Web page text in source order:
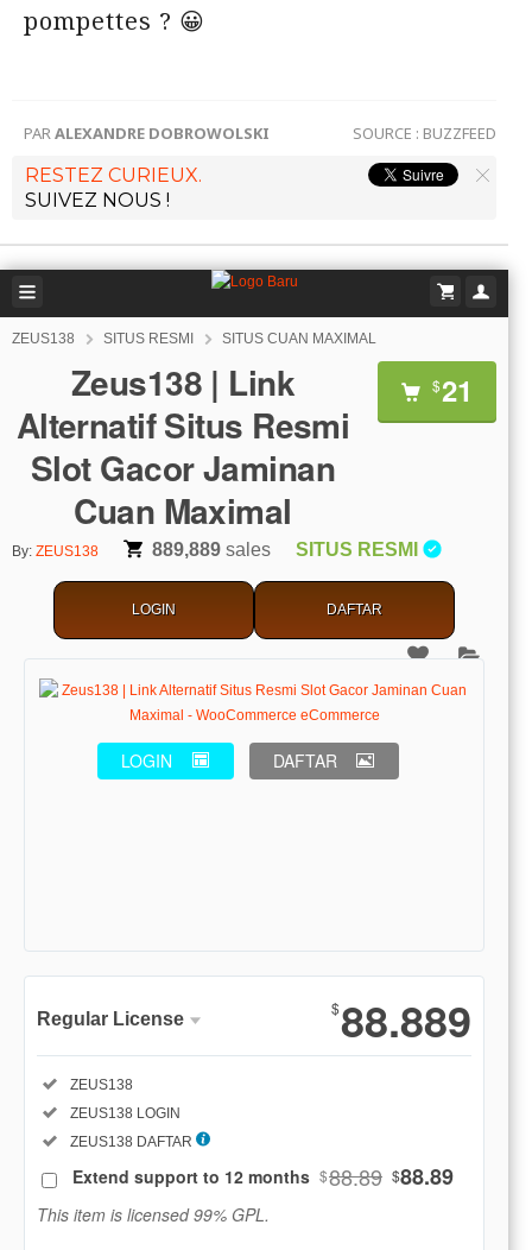
pompettes ? 😀
SOURCE : BUZZFEED
PARALEXANDRE DOBROWOLSKI
RESTEZ CURIEUX.
SUIVEZ NOUS !
ZEUS138 SITUS RESMI SITUS CUAN MAXIMAL
Zeus138 | Link
Alternatif Situs Resmi
Slot Gacor Jaminan
Cuan Maximal
$21
By: ZEUS138 889,889 sales SITUS RESMI
LOGIN DAFTAR
LOGIN DAFTAR
Show More
Regular License
Regular
License
SELECTED
$ 88
Use, by
you or
$88.889
Included:
ZEUS138
Included:
ZEUS138 LOGIN
Included:
ZEUS138 DAFTAR
Extend support to 12 months $88.89 $88.89
This item is licensed 99% GPL.